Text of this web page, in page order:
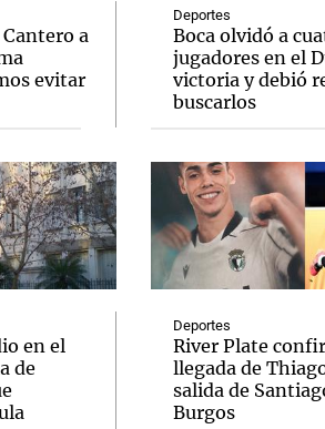
a
evitar
en el
de
Deportes
Boca olvidó a
jugadores en el
victoria y debió
buscarlos
Deportes
River Plate
llegada de
salida de
Burgos
El huracán de Arequito